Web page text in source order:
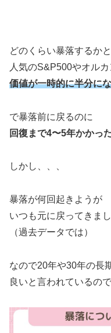
どのくらい暴落するか
人気のS&P500やオルカ
価値が一時的に半分に
で暴落前に戻るのに
回復まで4〜5年かかっ
しかし、、、
暴落が何回起きようが
いつも元に戻ってきま
（過去データでは）
なので20年や30年の長
良いと言われているの